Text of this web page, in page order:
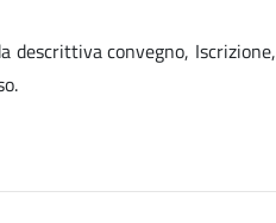
descrittiva convegno, Iscrizione,